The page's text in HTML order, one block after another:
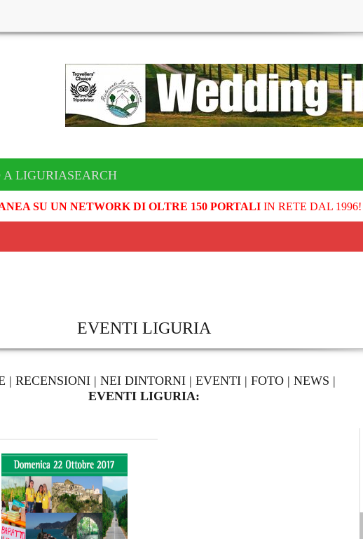
LIGURIASEARCH
SU UN NETWORK DI OLTRE 150 PORTALIIN RETE DAL 1996!
EVENTI LIGURIA
| RECENSIONI | NEI DINTORNI | EVENTI | FOTO | NEWS |
EVENTI LIGURIA: